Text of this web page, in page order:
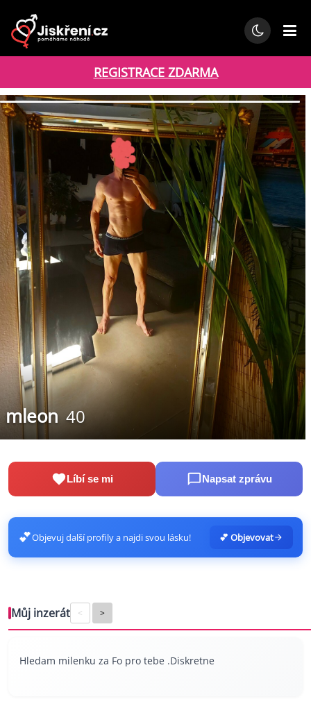
REGISTRACE ZDARMA
mleon 40
Líbí se mi Napsat zprávu
💕Objevuj další profily a najdi svou lásku! 💕 Objevovat
Můj inzerát < >
Hledam milenku za Fo pro tebe .Diskretne